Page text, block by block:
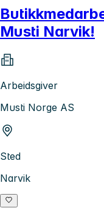
Musti Narvik!
Arbeidsgiver
Musti Norge AS
Sted
Narvik